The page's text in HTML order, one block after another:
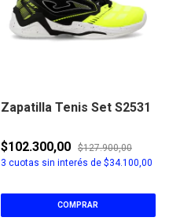
Zapatilla Tenis Set S2531
$102.300,00
$127.900,00
3 cuotas sin interés de $34.100,00
COMPRAR